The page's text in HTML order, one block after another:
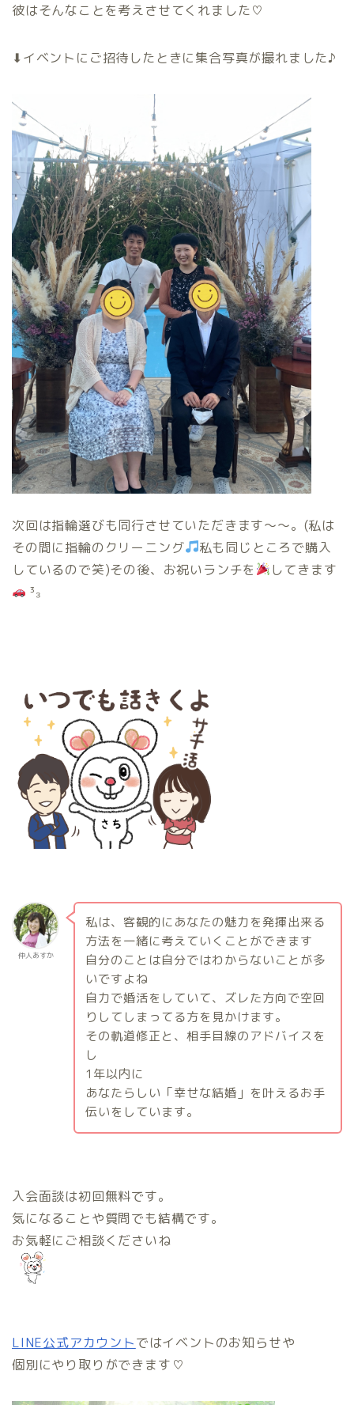
彼はそんなことを考えさせてくれました♡
⬇イベントにご招待したときに集合写真が撮れました♪
次回は指輪選びも同行させていただきます〜〜。(私は
その間に指輪のクリーニング
私も同じところで購入
しているので笑)その後、お祝いランチを
してきます
³₃
仲人あすか
私は、客観的にあなたの魅力を発揮出来る
方法を一緒に考えていくことができます
自分のことは自分ではわからないことが多
いですよね
自力で婚活をしていて、ズレた方向で空回
りしてしまってる方を見かけます。
その軌道修正と、相手目線のアドバイスを
し
1 年以内に
あなたらしい「幸せな結婚」を叶えるお手
伝いをしています。
入会面談は初回無料です。
気になることや質問でも結構です。
お気軽にご相談くださいね
LINE公式アカウントではイベントのお知らせや
個別にやり取りができます♡